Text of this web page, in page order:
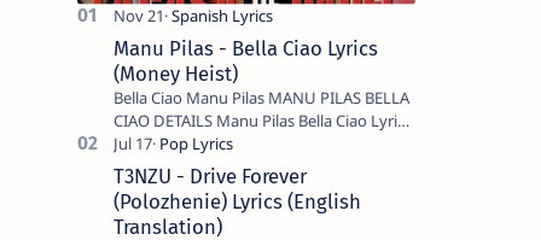
Manu Pilas - Bella Ciao Lyrics
(Money Heist)
Bella Ciao Manu Pilas MANU PILAS BELLA
CIAO DETAILS Manu Pilas Bella Ciao Lyrics.
Bella Ciao Song Sung By Spanish Artist
Manu Pilas. On the Spanish s…
T3NZU - Drive Forever
(Polozhenie) Lyrics (English
Translation)